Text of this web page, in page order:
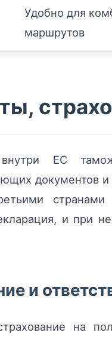
Удобно для
маршрутов
ЕС
документов
странами
и при
и
на